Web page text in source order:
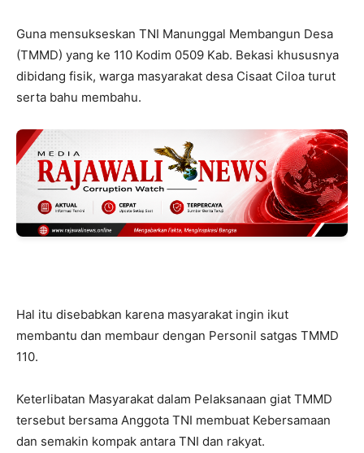
Guna mensukseskan TNI Manunggal Membangun Desa
(TMMD) yang ke 110 Kodim 0509 Kab. Bekasi khususnya
dibidang fisik, warga masyarakat desa Cisaat Ciloa turut
serta bahu membahu.
Hal itu disebabkan karena masyarakat ingin ikut
membantu dan membaur dengan Personil satgas TMMD
110.
Keterlibatan Masyarakat dalam Pelaksanaan giat TMMD
tersebut bersama Anggota TNI membuat Kebersamaan
dan semakin kompak antara TNI dan rakyat.